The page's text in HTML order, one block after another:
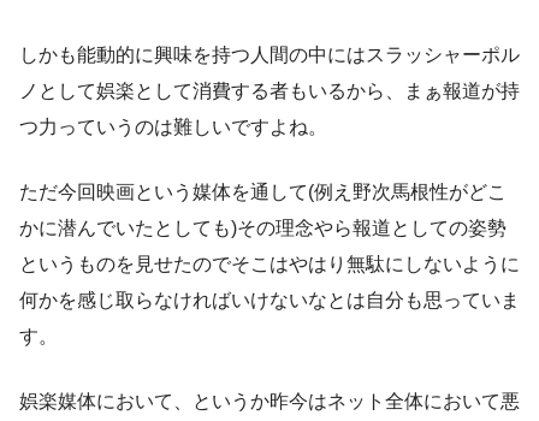
しかも能動的に興味を持つ人間の中にはスラッシャーポル
ノとして娯楽として消費する者もいるから、まぁ報道が持
つ力っていうのは難しいですよね。
ただ今回映画という媒体を通して(例え野次馬根性がどこ
かに潜んでいたとしても)その理念やら報道としての姿勢
というものを見せたのでそこはやはり無駄にしないように
何かを感じ取らなければいけないなとは自分も思っていま
す。
娯楽媒体において、というか昨今はネット全体において悪